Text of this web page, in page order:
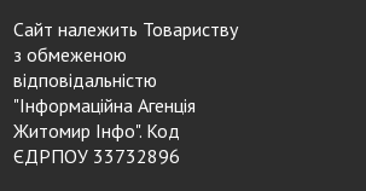
Сайт належить Товариству
з обмеженою
відповідальністю
"Інформаційна Агенція
Житомир Інфо". Код
ЄДРПОУ 33732896